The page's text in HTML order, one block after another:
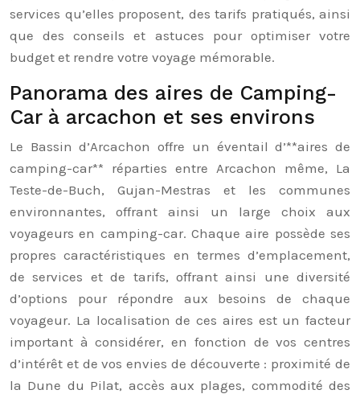
services qu’elles proposent, des tarifs pratiqués, ainsi
que des conseils et astuces pour optimiser votre
budget et rendre votre voyage mémorable.
Panorama des aires de Camping-
Car à arcachon et ses environs
Le Bassin d’Arcachon offre un éventail d’**aires de
camping-car** réparties entre Arcachon même, La
Teste-de-Buch, Gujan-Mestras et les communes
environnantes, offrant ainsi un large choix aux
voyageurs en camping-car. Chaque aire possède ses
propres caractéristiques en termes d’emplacement,
de services et de tarifs, offrant ainsi une diversité
d’options pour répondre aux besoins de chaque
voyageur. La localisation de ces aires est un facteur
important à considérer, en fonction de vos centres
d’intérêt et de vos envies de découverte : proximité de
la Dune du Pilat, accès aux plages, commodité des